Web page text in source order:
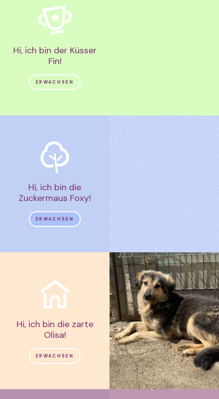
Hi, ich bin der Küsser
Fin!
ERWACHSEN
Hi, ich bin die
Zuckermaus Foxy!
ERWACHSEN
Hi, ich bin die zarte
Olisa!
ERWACHSEN